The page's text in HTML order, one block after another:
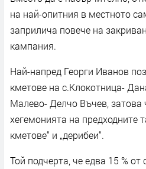
на най-опитния в местното
заприлича повече на
кампания.
Най-напред Георги Иванов
кметове на с.Клокотница-
Малево- Делчо Въчев, затова
хегемонията на предходните
кметове“ и „дерибеи“.
Той подчерта, че едва 15 % от